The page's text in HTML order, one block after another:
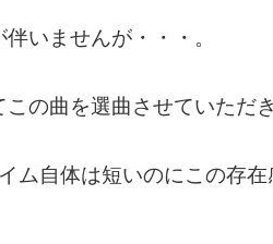
いませんが・・・。
の曲を選曲させていただき
ム自体は短いのにこの存